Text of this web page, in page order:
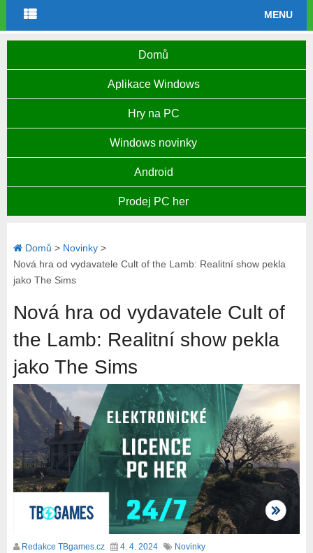
MENU
Domů
Aplikace Windows
Hry na PC
Windows novinky
Android
Prodej PC her
Domů > Novinky>
Nová hra od vydavatele Cult of the Lamb: Realitní show pekla
jako The Sims
Nová hra od vydavatele Cult of
the Lamb: Realitní show pekla
jako The Sims
Redakce TBgames.cz 4. 4. 2024 Novinky